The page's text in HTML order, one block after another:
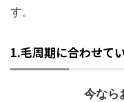
す。
1.毛周期に合わせて
今なら